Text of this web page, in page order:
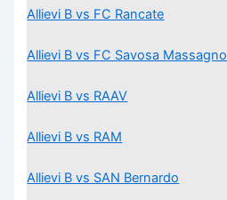
Allievi B vs FC Rancate
Allievi B vs FC Savosa Massagno
Allievi B vs RAAV
Allievi B vs RAM
Allievi B vs SAN Bernardo